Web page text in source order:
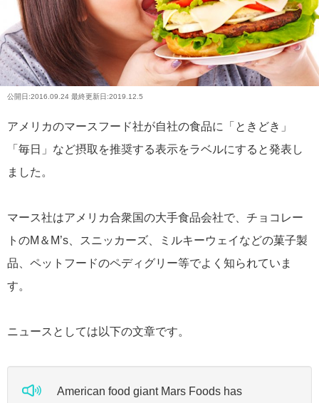
公開日:2016.09.24 最終更新日:2019.12.5
アメリカのマースフード社が自社の食品に「ときどき」
「毎日」など摂取を推奨する表示をラベルにすると発表し
ました。
マース社はアメリカ合衆国の大手食品会社で、チョコレー
トのM＆M’s、スニッカーズ、ミルキーウェイなどの菓子製
品、ペットフードのペディグリー等でよく知られていま
す。
ニュースとしては以下の文章です。
American food giant Mars Foods has